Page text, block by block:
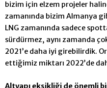
bizim için elzem projeler
zamanında bizim Almanya
LNG zamanında sadece
sürdürmez, aynı zamanda
2021’e daha iyi girebilirdik.
ettiğimiz miktarı 2022’de
Altyapı eksikliği de önemli